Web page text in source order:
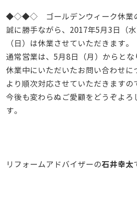
◆◇◆◇ ゴールデンウィーク休
誠に勝手ながら、2017年5月3日（
（日）は休業させていただきます。
通常営業は、5月8日（月）からとな
休業中にいただいたお問い合わせに
より順次対応させていただきますの
今後も変わらぬご愛顧をどうぞよろ
す。
リフォームアドバイザーの石井幸太